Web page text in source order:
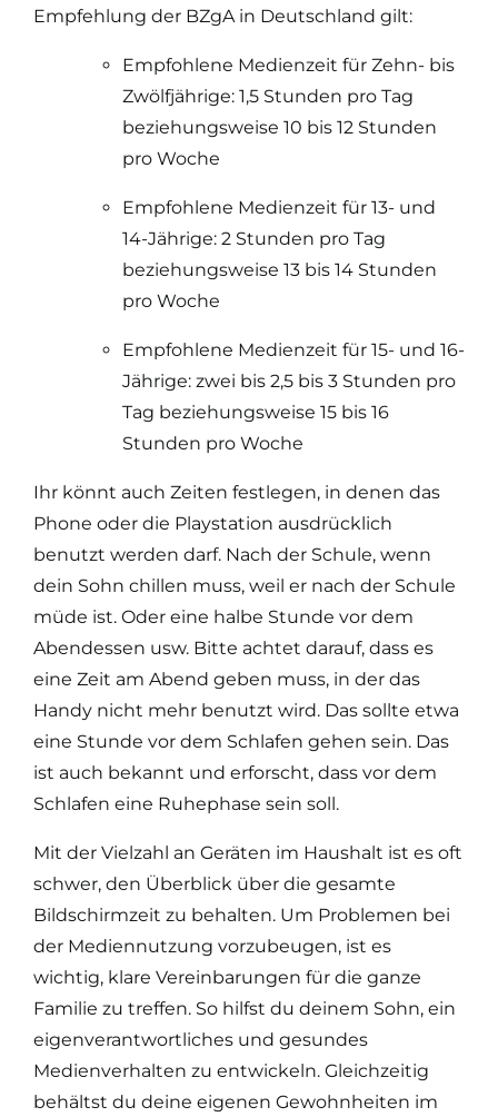
Empfehlung der BZgA in Deutschland gilt:
Empfohlene Medienzeit für Zehn- bis
Zwölfjährige: 1,5 Stunden pro Tag
beziehungsweise 10 bis 12 Stunden
pro Woche
Empfohlene Medienzeit für 13- und
14-Jährige: 2 Stunden pro Tag
beziehungsweise 13 bis 14 Stunden
pro Woche
Empfohlene Medienzeit für 15- und 16-
Jährige: zwei bis 2,5 bis 3 Stunden pro
Tag beziehungsweise 15 bis 16
Stunden pro Woche
Ihr könnt auch Zeiten festlegen, in denen das
Phone oder die Playstation ausdrücklich
benutzt werden darf. Nach der Schule, wenn
dein Sohn chillen muss, weil er nach der Schule
müde ist. Oder eine halbe Stunde vor dem
Abendessen usw. Bitte achtet darauf, dass es
eine Zeit am Abend geben muss, in der das
Handy nicht mehr benutzt wird. Das sollte etwa
eine Stunde vor dem Schlafen gehen sein. Das
ist auch bekannt und erforscht, dass vor dem
Schlafen eine Ruhephase sein soll.
Mit der Vielzahl an Geräten im Haushalt ist es oft
schwer, den Überblick über die gesamte
Bildschirmzeit zu behalten. Um Problemen bei
der Mediennutzung vorzubeugen, ist es
wichtig, klare Vereinbarungen für die ganze
Familie zu treffen. So hilfst du deinem Sohn, ein
eigenverantwortliches und gesundes
Medienverhalten zu entwickeln. Gleichzeitig
behältst du deine eigenen Gewohnheiten im